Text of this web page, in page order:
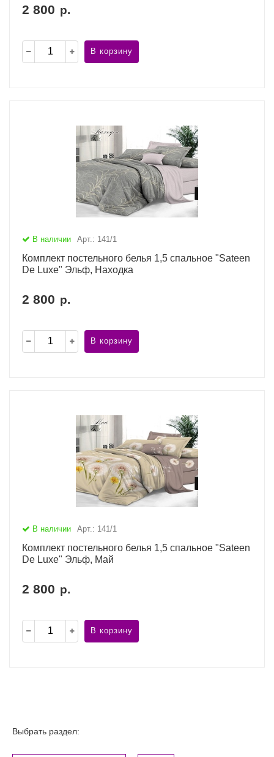
2 800 р.
В корзину
В наличии Арт.: 141/1
Комплект постельного белья 1,5 спальное "Sateen
De Luxe" Эльф, Находка
2 800 р.
В корзину
В наличии Арт.: 141/1
Комплект постельного белья 1,5 спальное "Sateen
De Luxe" Эльф, Май
2 800 р.
В корзину
Выбрать раздел: